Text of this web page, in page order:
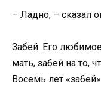
– Ладно, – сказал
Забей. Его
мать, забей на то,
Восемь лет